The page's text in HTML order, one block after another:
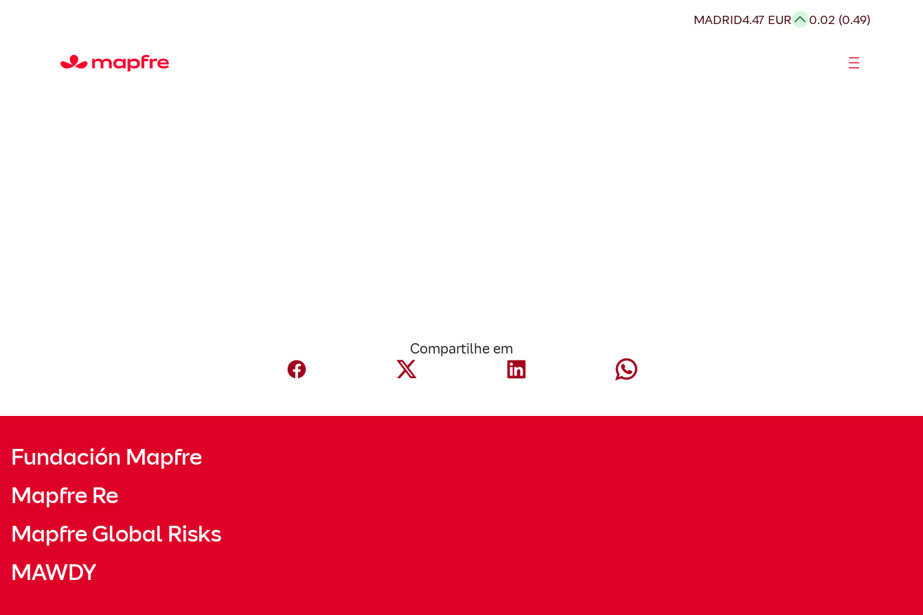
MADRID4.47 EUR 0.02 (0.49)
Compartilhe em
Fundación Mapfre
Mapfre Re
Mapfre Global Risks
MAWDY